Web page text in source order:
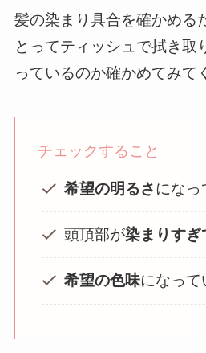
髪の染まり具合を確かめる
とってティッシュで拭き取
っているのか確かめてみて
チェックすること
希望の明るさになっ
頭頂部が染まりすぎ
希望の色味になって